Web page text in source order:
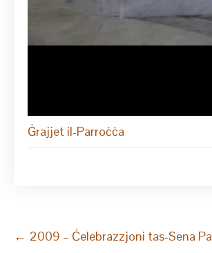
Ġrajjet il-Parroċċa
Post
navigation
← 2009 – Ċelebrazzjoni tas-Sena